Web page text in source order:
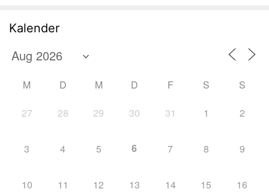
Kalender
M D M D F S S
27 28 29 30 31 1 2
3 4 5 6 7 8 9
10 11 12 13 14 15 16